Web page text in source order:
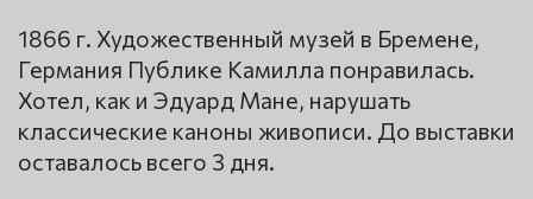
1866 г. Художественный музей в Бремене,
Германия Публике Камилла понравилась.
Хотел, как и Эдуард Мане, нарушать
классические каноны живописи. До выставки
оставалось всего 3 дня.